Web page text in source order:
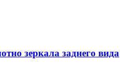
зеркала заднего вида